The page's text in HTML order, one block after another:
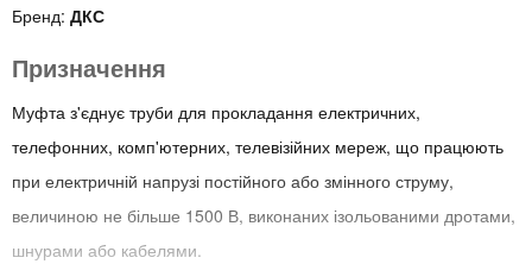
Бренд: ДКС
Призначення
Муфта з'єднує труби для прокладання електричних,
телефонних, комп'ютерних, телевізійних мереж, що працюють
при електричній напрузі постійного або змінного струму,
величиною не більше 1500 В, виконаних ізольованими дротами,
шнурами або кабелями.